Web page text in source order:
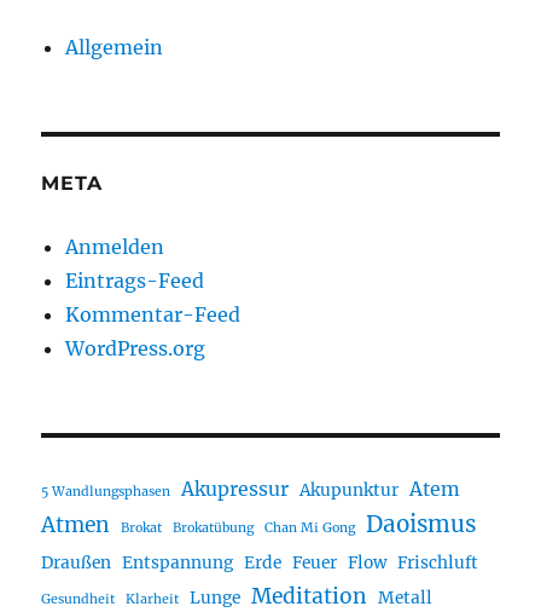
Allgemein
META
Anmelden
Eintrags-Feed
Kommentar-Feed
WordPress.org
5 Wandlungsphasen Akupressur Akupunktur Atem
Atmen Brokat Brokatübung Chan Mi Gong Daoismus
Draußen Entspannung Erde Feuer Flow Frischluft
Gesundheit Klarheit Lunge Meditation Metall